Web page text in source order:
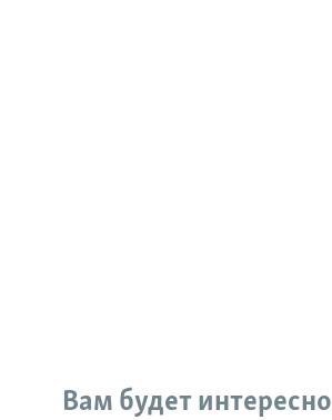
Вам будет интересно